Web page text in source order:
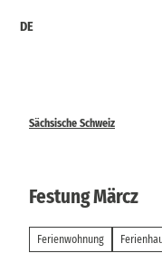
DE
Sächsische Schweiz
Festung Märcz
Ferienwohnung